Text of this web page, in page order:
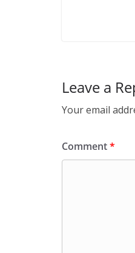
Leave a
Your email
Comment*